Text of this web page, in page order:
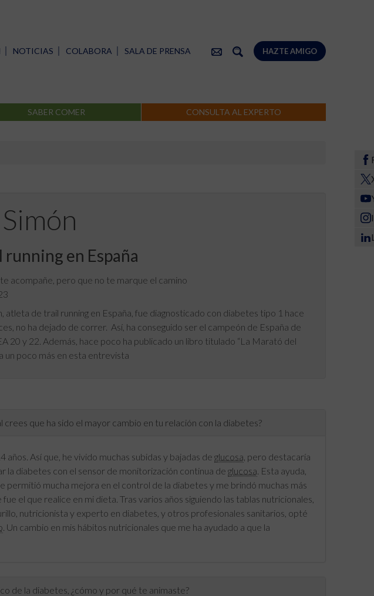
HAZTE AMIGO
NOTICIAS COLABORA SALA DE PRENSA
SABER COMER CONSULTA AL EXPERTO
en España
acompañe, pero que no te marque el camino
atleta de trail running en España, fue diagnosticado con diabetes tipo 1 hace
no ha dejado de correr. Así, ha conseguido ser el campeón de España de
20 y 22. Además, hace poco ha publicado un libro titulado “La Marató del
un poco más en esta entrevista
que ha sido el mayor cambio en tu relación con la diabetes?
Así que, he vivido muchas subidas y bajadas de glucosa , pero destacaría
la diabetes con el sensor de monitorización continua de glucosa. Esta ayuda,
permitió mucha mejora en el control de la diabetes y me brindó muchas más
el que realice en mi dieta. Tras varios años siguiendo las tablas nutricionales,
nutricionista y experto en diabetes, y otros profesionales sanitarios, opté
. Un cambio en mis hábitos nutricionales que me ha ayudado a que la
de la diabetes, ¿cómo y por qué te animaste?